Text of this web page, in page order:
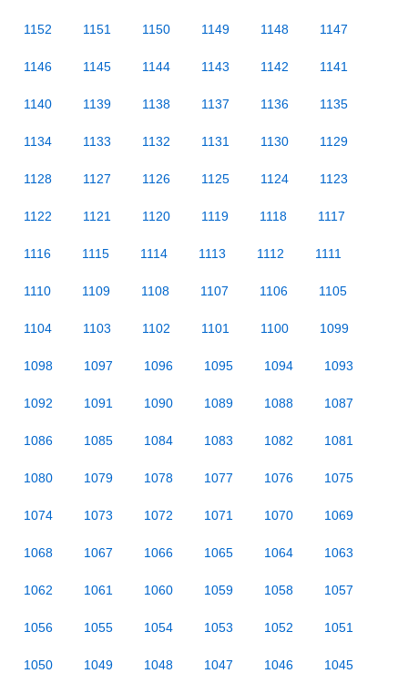
1152 1151 1150 1149 1148 1147
1146 1145 1144 1143 1142 1141
1140 1139 1138 1137 1136 1135
1134 1133 1132 1131 1130 1129
1128 1127 1126 1125 1124 1123
1122 1121 1120 1119 1118 1117
1116 1115 1114 1113 1112 1111
1110 1109 1108 1107 1106 1105
1104 1103 1102 1101 1100 1099
1098 1097 1096 1095 1094 1093
1092 1091 1090 1089 1088 1087
1086 1085 1084 1083 1082 1081
1080 1079 1078 1077 1076 1075
1074 1073 1072 1071 1070 1069
1068 1067 1066 1065 1064 1063
1062 1061 1060 1059 1058 1057
1056 1055 1054 1053 1052 1051
1050 1049 1048 1047 1046 1045